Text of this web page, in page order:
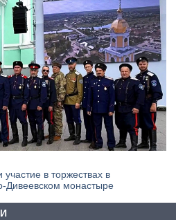
в торжествах в
монастыре